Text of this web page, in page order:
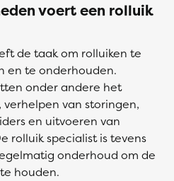
voert een rolluik
de taak om rolluiken te
en te onderhouden.
onder andere het
van storingen,
en uitvoeren van
rolluik specialist is tevens
onderhoud om de
houden.